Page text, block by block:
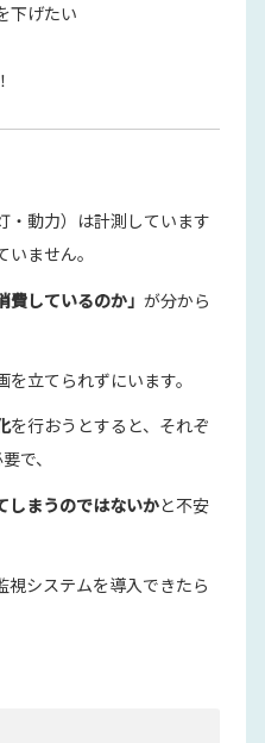
下げたい
・動力）は計測しています
ません。
費しているのか」 が分から
立てられずにいます。
を行おうとすると、それぞ
で、
しまうのではないかと不安
視システムを導入できたら